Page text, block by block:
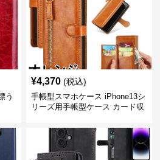
う
¥4,370 (税込)
手帳型スマホケース iPhone13シ
リーズ用手帳型ケース カード収